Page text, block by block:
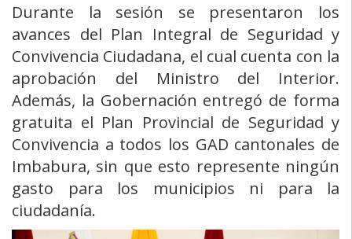
Durante la sesión se presentaron los
avances del Plan Integral de Seguridad y
Convivencia Ciudadana, el cual cuenta con la
aprobación del Ministro del Interior.
Además, la Gobernación entregó de forma
gratuita el Plan Provincial de Seguridad y
Convivencia a todos los GAD cantonales de
Imbabura, sin que esto represente ningún
gasto para los municipios ni para la
ciudadanía.